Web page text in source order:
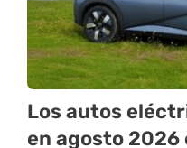
Los autos
en agosto 2026